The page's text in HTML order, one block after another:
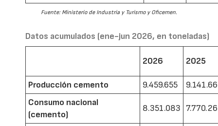
Fuente: Ministerio de Industria y Turismo y Oficemen.
Datos acumulados (ene-jun 2026, en toneladas)
2026 2025
Producción cemento 9.459.655
Consumo nacional
(cemento)
8.351.083